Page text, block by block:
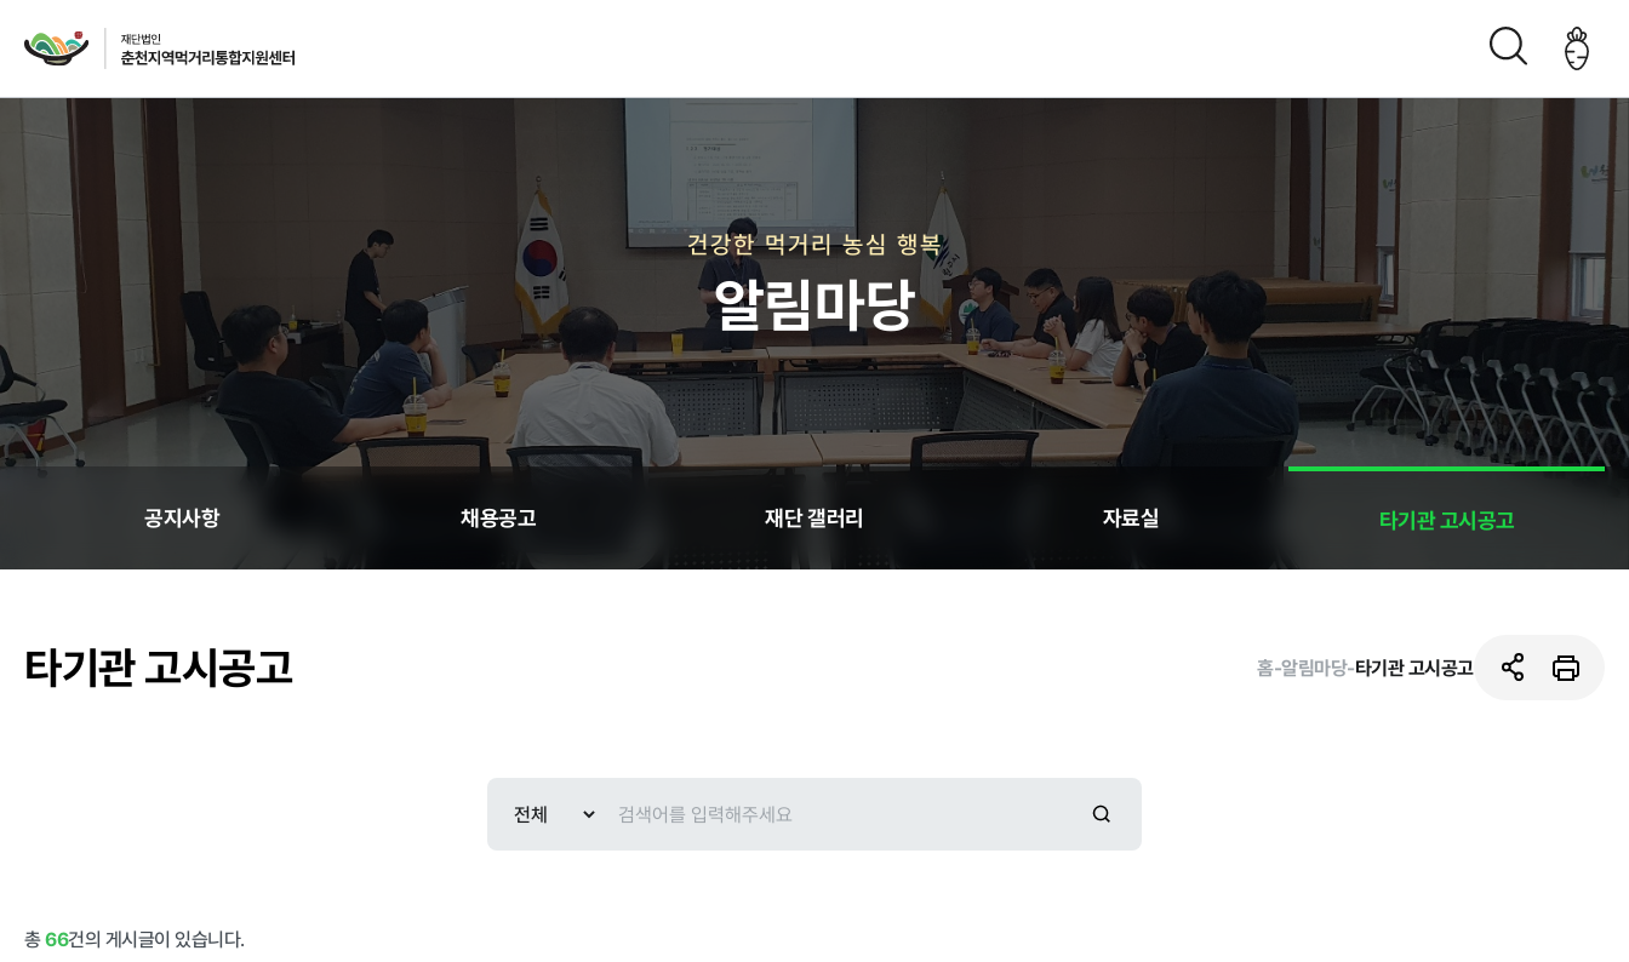
재단소개
인사말 재단연혁 오시는 길
주요사업
먹거리 거버넌스 급식사업
급식사업
춘천관내 학교현황
직매장 사업 생산관리
건강한 먹거리 농심 행복
알림마당
공지사항 채용공고 재단 갤러리 자료실 타기관 고시공고
타기관 고시공고 홈-알림마당-타기관 고시공고
총66건의 게시글이 있습니다.